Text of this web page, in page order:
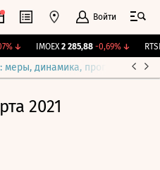
Войти
↓ IMOEX 2 285,88 -0,69%↓ RTSI
динамика, прогнозы
2021